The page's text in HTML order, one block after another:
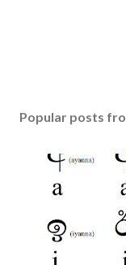
Popular posts